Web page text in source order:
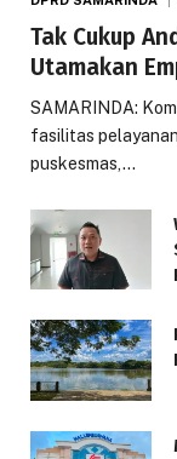
Tak Cukup
Utamakan
SAMARINDA:
fasilitas
puskesmas,…